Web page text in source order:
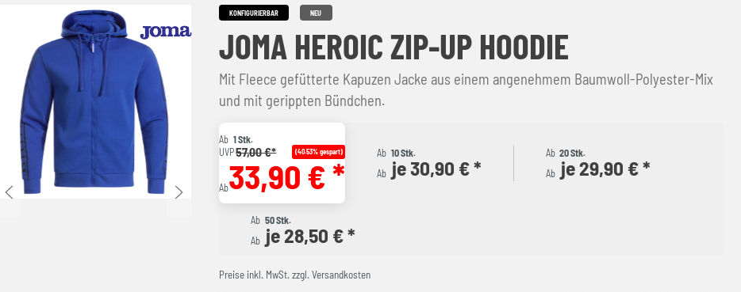
KONFIGURIERBAR NEU
JOMA HEROIC ZIP-UP HOODIE
Mit Fleece gefütterte Kapuzen Jacke aus einem angenehmem Baumwoll-Polyester-Mix
und mit gerippten Bündchen.
Ab 1 Stk.
UVP57,00 €* (40.53% gespart)
Ab33,90 € *
Ab 10 Stk.
Ab je 30,90 € *
Ab 20 Stk.
Ab je 29,90 € *
Ab 50 Stk.
Ab je 28,50 € *
Preise inkl. MwSt. zzgl. Versandkosten